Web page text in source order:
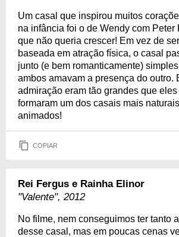
Um casal que inspirou muitos
na infância foi o de Wendy com Peter
que não queria crescer! Em vez de
baseada em atração física, o casal
junto (e bem romanticamente)
ambos amavam a presença do outro.
admiração eram tão grandes que
formaram um dos casais mais
animados!
COPIAR
Rei Fergus e Rainha Elinor
"Valente", 2012
No filme, nem conseguimos ter tanto
desse casal, mas em poucas cenas